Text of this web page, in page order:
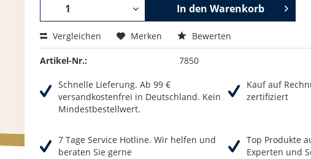
In den Warenkorb
Vergleichen Merken Bewerten
Artikel-Nr.: 7850
Schnelle Lieferung. Ab 99 €
versandkostenfrei in Deutschland. Kein
Mindestbestellwert.
Kauf auf
zertifiziert
7 Tage Service Hotline. Wir helfen und
beraten Sie gerne
Top Produkte
Experten und